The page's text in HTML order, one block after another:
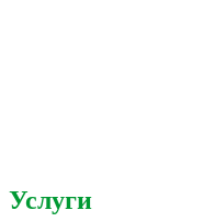
Услуги